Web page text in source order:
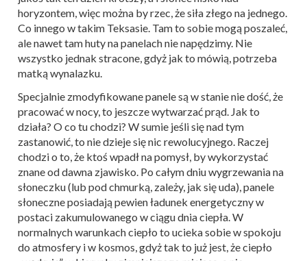
horyzontem, więc można by rzec, że siła złego na jednego.
Co innego w takim Teksasie. Tam to sobie mogą poszaleć,
ale nawet tam huty na panelach nie napędzimy. Nie
wszystko jednak stracone, gdyż jak to mówią, potrzeba
matką wynalazku.
Specjalnie zmodyfikowane panele są w stanie nie dość, że
pracować w nocy, to jeszcze wytwarzać prąd. Jak to
działa? O co tu chodzi? W sumie jeśli się nad tym
zastanowić, to nie dzieje się nic rewolucyjnego. Raczej
chodzi o to, że ktoś wpadł na pomysł, by wykorzystać
znane od dawna zjawisko. Po całym dniu wygrzewania na
słoneczku (lub pod chmurką, zależy, jak się uda), panele
słoneczne posiadają pewien ładunek energetyczny w
postaci zakumulowanego w ciągu dnia ciepła. W
normalnych warunkach ciepło to ucieka sobie w spokoju
do atmosfery i w kosmos, gdyż tak to już jest, że ciepło